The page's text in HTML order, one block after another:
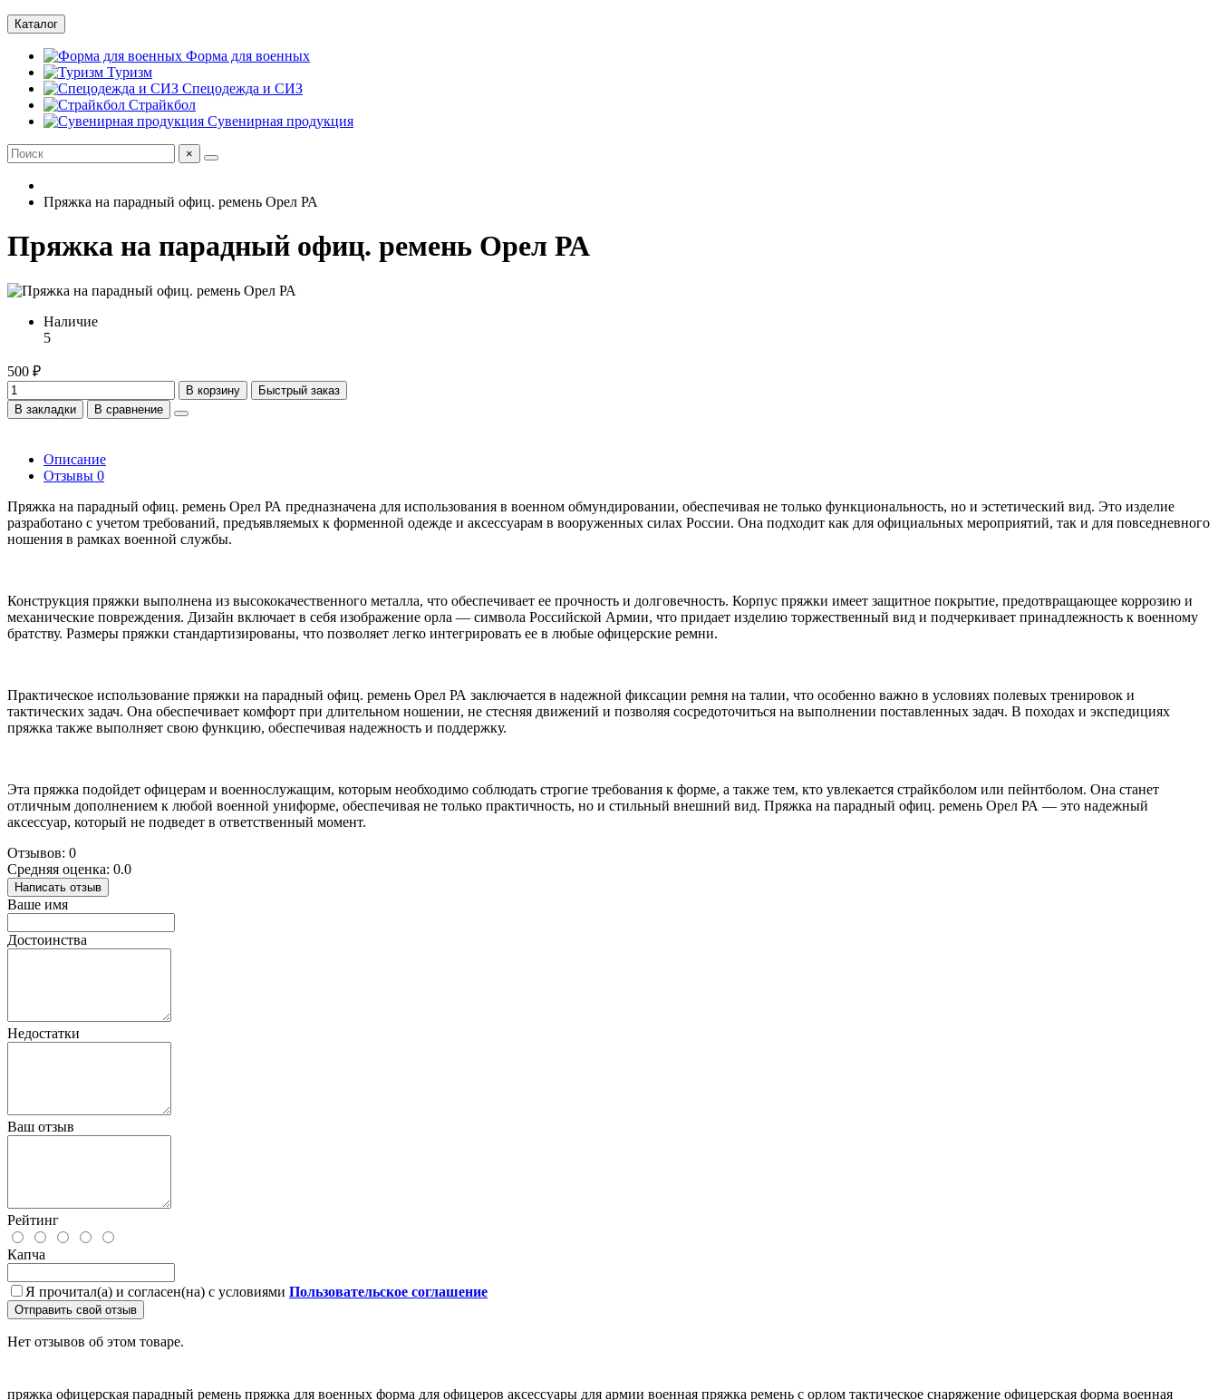
Каталог
Форма для военных
Туризм
Спецодежда и СИЗ
Страйкбол
Сувенирная продукция
×
Пряжка на парадный офиц. ремень Орел РА
Пряжка на парадный офиц. ремень Орел РА
Наличие
5
500 ₽
В корзину
Быстрый заказ
В закладки
В сравнение
Описание
Отзывы 0
Пряжка на парадный офиц. ремень Орел РА предназначена для использования в военном обмундировании, обеспечивая не только функциональность, но и эстетический вид. Это изделие
разработано с учетом требований, предъявляемых к форменной одежде и аксессуарам в вооруженных силах России. Она подходит как для официальных мероприятий, так и для повседневного
ношения в рамках военной службы.
Конструкция пряжки выполнена из высококачественного металла, что обеспечивает ее прочность и долговечность. Корпус пряжки имеет защитное покрытие, предотвращающее коррозию и
механические повреждения. Дизайн включает в себя изображение орла — символа Российской Армии, что придает изделию торжественный вид и подчеркивает принадлежность к военному
братству. Размеры пряжки стандартизированы, что позволяет легко интегрировать ее в любые офицерские ремни.
Практическое использование пряжки на парадный офиц. ремень Орел РА заключается в надежной фиксации ремня на талии, что особенно важно в условиях полевых тренировок и
тактических задач. Она обеспечивает комфорт при длительном ношении, не стесняя движений и позволяя сосредоточиться на выполнении поставленных задач. В походах и экспедициях
пряжка также выполняет свою функцию, обеспечивая надежность и поддержку.
Эта пряжка подойдет офицерам и военнослужащим, которым необходимо соблюдать строгие требования к форме, а также тем, кто увлекается страйкболом или пейнтболом. Она станет
отличным дополнением к любой военной униформе, обеспечивая не только практичность, но и стильный внешний вид. Пряжка на парадный офиц. ремень Орел РА — это надежный
аксессуар, который не подведет в ответственный момент.
Отзывов: 0
Средняя оценка: 0.0
Написать отзыв
Ваше имя
Достоинства
Недостатки
Ваш отзыв
Рейтинг
Капча
Я прочитал(а) и согласен(на) с условиями Пользовательское соглашение
Отправить свой отзыв
Нет отзывов об этом товаре.
пряжка офицерская парадный ремень пряжка для военных форма для офицеров аксессуары для армии военная пряжка ремень с орлом тактическое снаряжение офицерская форма военная